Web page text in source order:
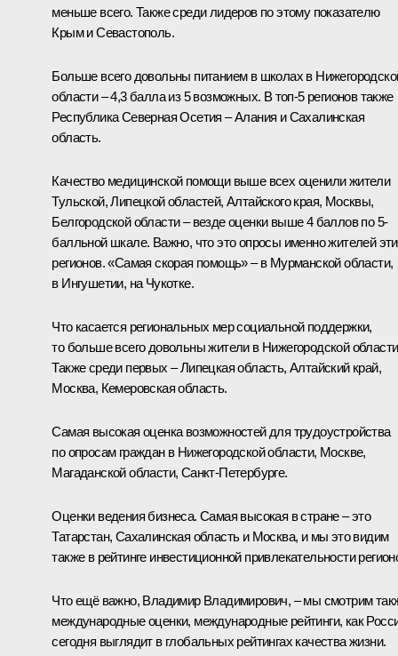
меньше всего. Также среди лидеров по этому показателю
Крым и Севастополь.
Больше всего довольны питанием в школах в
области – 4,3 балла из 5 возможных. В топ-5 регионов также
Республика Северная Осетия – Алания и Сахалинская
область.
Качество медицинской помощи выше всех оценили жители
Тульской, Липецкой областей, Алтайского края, Москвы,
Белгородской области – везде оценки выше 4 баллов по 5-
балльной шкале. Важно, что это опросы именно жителей
регионов. «Самая скорая помощь» – в Мурманской области,
в Ингушетии, на Чукотке.
Что касается региональных мер социальной поддержки,
то больше всего довольны жители в Нижегородской
Также среди первых – Липецкая область, Алтайский край,
Москва, Кемеровская область.
Самая высокая оценка возможностей для трудоустройства
по опросам граждан в Нижегородской области, Москве,
Магаданской области, Санкт-Петербурге.
Оценки ведения бизнеса. Самая высокая в стране – это
Татарстан, Сахалинская область и Москва, и мы это видим
также в рейтинге инвестиционной привлекательности
Что ещё важно, Владимир Владимирович, – мы смотрим
международные оценки, международные рейтинги, как
сегодня выглядит в глобальных рейтингах качества жизни.